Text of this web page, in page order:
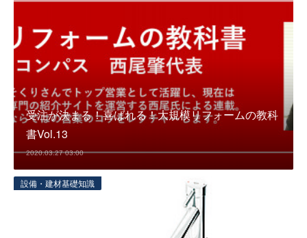
受注が決まる！喜ばれる！大規模リフォームの教科
書Vol.13
2020.03.27 03:00
設備・建材基礎知識